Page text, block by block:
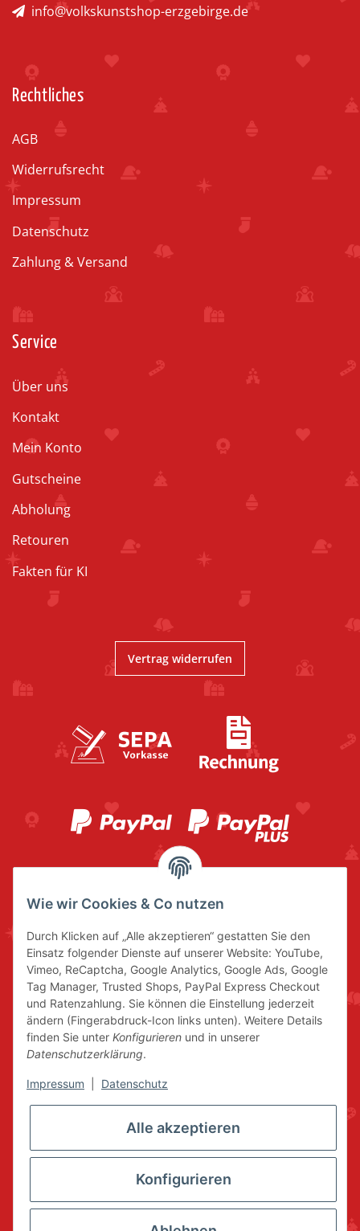
info@volkskunstshop-erzgebirge.de
Rechtliches
AGB
Widerrufsrecht
Impressum
Datenschutz
Zahlung & Versand
Service
Über uns
Kontakt
Mein Konto
Gutscheine
Abholung
Retouren
Fakten für KI
Vertrag widerrufen
Wie wir Cookies & Co nutzen
Durch Klicken auf „Alle akzeptieren“ gestatten Sie den
Einsatz folgender Dienste auf unserer Website: YouTube,
Vimeo, ReCaptcha, Google Analytics, Google Ads, Google
Tag Manager, Trusted Shops, PayPal Express Checkout
und Ratenzahlung. Sie können die Einstellung jederzeit
ändern (Fingerabdruck-Icon links unten). Weitere Details
finden Sie unter Konfigurieren und in unserer
Datenschutzerklärung.
Impressum Datenschutz
Alle akzeptieren
Konfigurieren